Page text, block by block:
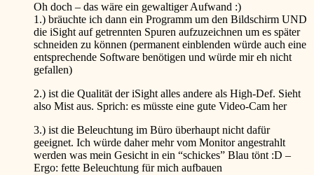
Oh doch – das wäre ein gewaltiger Aufwand :)
1.) bräuchte ich dann ein Programm um den Bildschirm UND
die iSight auf getrennten Spuren aufzuzeichnen um es später
schneiden zu können (permanent einblenden würde auch eine
entsprechende Software benötigen und würde mir eh nicht
gefallen)
2.) ist die Qualität der iSight alles andere als High-Def. Sieht
also Mist aus. Sprich: es müsste eine gute Video-Cam her
3.) ist die Beleuchtung im Büro überhaupt nicht dafür
geeignet. Ich würde daher mehr vom Monitor angestrahlt
werden was mein Gesicht in ein “schickes” Blau tönt :D –
Ergo: fette Beleuchtung für mich aufbauen